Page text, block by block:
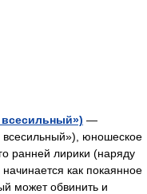
—
юношеское
ранней лирики (наряду
как покаянное
может обвинить и